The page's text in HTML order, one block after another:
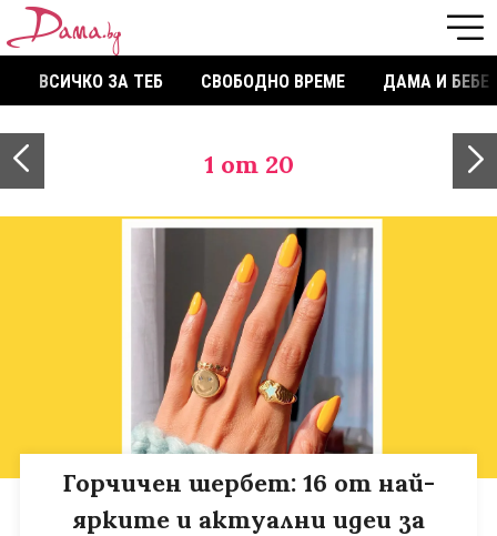
ВСИЧКО ЗА ТЕБ СВОБОДНО ВРЕМЕ ДАМА И БЕБЕ
1 от 20
Горчичен шербет: 16 от най-
ярките и актуални идеи за